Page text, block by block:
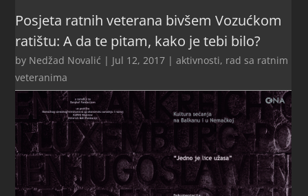
Posjeta ratnih veterana bivšem Vozućkom
ratištu: A da te pitam, kako je tebi bilo?
by Nedžad Novalić | Jul 12, 2017 |aktivnosti, rad sa ratnim
veteranima